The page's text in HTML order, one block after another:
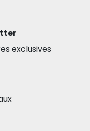
exclusives